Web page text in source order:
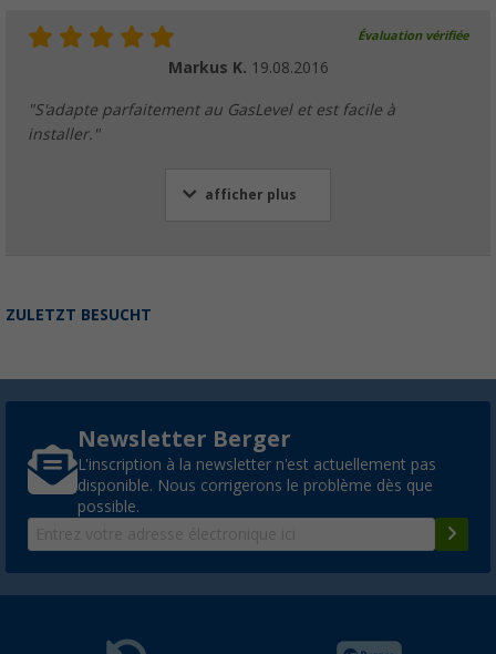
Évaluation vérifiée
Markus K. 19.08.2016
"S'adapte parfaitement au GasLevel et est facile à
installer."
afficher plus
ZULETZT BESUCHT
Newsletter Berger
L'inscription à la newsletter n'est actuellement pas
disponible. Nous corrigerons le problème dès que
possible.